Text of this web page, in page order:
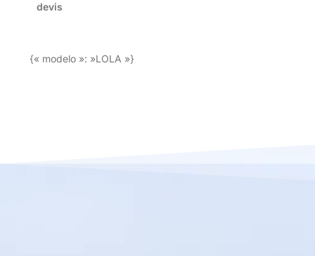
devis
{« modelo »: »LOLA »}